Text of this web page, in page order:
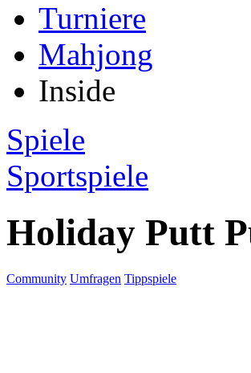
Turniere
Mahjong
Inside
Spiele
Sportspiele
Holiday Putt
Community Umfragen Tippspiele